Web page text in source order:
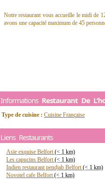
Notre restaurant vous accueille le midi de
avons une capacité maximum de 45
Informations Restaurant De
Type de cuisine : Cuisine Française
Liens Restaurants
Asie exquise Belfort(< 1 km)
Les capucins Belfort(< 1 km)
Indien restaurant pendjab Belfort(< 1 km)
Novotel cafe Belfort(< 1 km)